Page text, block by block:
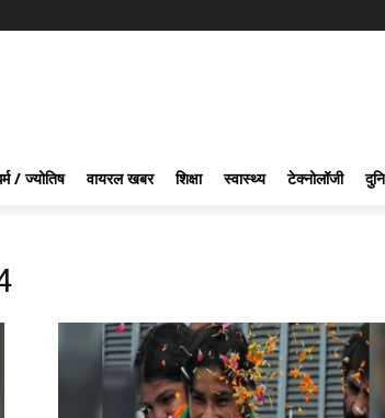
/ ज्योतिष वायरल खबर शिक्षा स्वास्थ्य टेक्नोलॉजी